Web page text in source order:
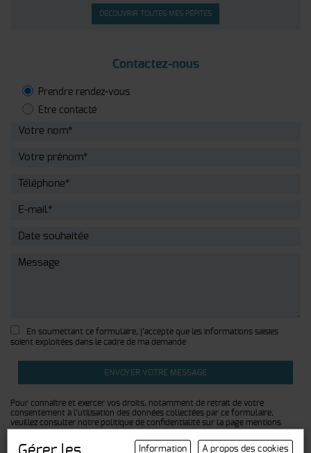
DÉCOUVRIR TOUTES MES PÉPITES
Contactez-nous
Prendre rendez-vous
Etre contacté
En soumettant ce formulaire, j’accepte que les informations saisies
soient exploitées dans le cadre de ma demande
Pour connaître et exercer vos droits, notamment de retrait de votre
consentement à l’utilisation des données collectées par ce formulaire,
veuillez consulter notre politique de confidentialité sur la page mentions
A propos des cookies
Information